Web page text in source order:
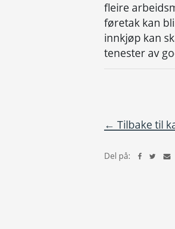
fleire
føretak kan bli
innkjøp kan
tenester av
← Tilbake til
Del på: